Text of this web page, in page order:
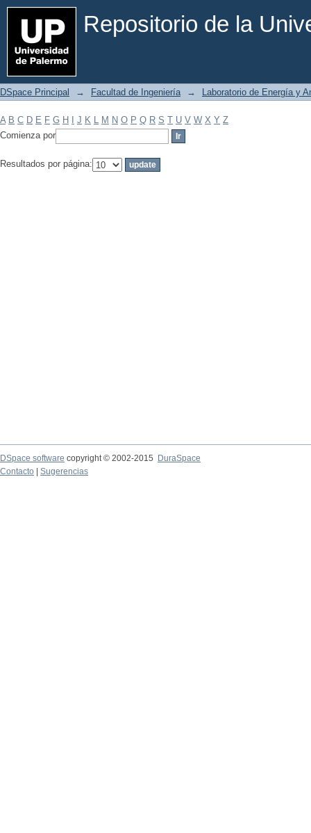
Repositorio de la
Filtrar por: Materia
DSpace Principal → Facultad de Ingeniería → Laboratorio de Energía y
A B C D E F G H J K L M N O P Q R S T U V W X Y Z
Comienza por
Resultados por página:
DSpace software copyright © 2002-2015
DuraSpace
Contacto
Sugerencias